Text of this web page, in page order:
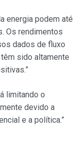
energia podem até
Os rendimentos
dados de fluxo
sido altamente
limitando o
devido a
e a política.”